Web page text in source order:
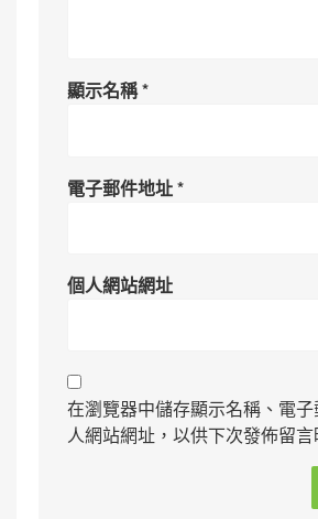
顯示名稱*
電子郵件地址*
個人網站網址
在瀏覽器中儲存顯示名稱、電
人網站網址，以供下次發佈留言